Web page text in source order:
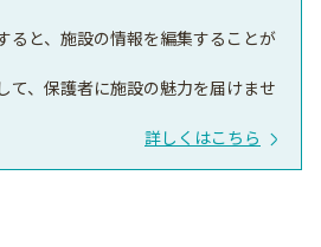
ると、施設の情報を編集することが
て、保護者に施設の魅力を届けませ
詳しくはこちら